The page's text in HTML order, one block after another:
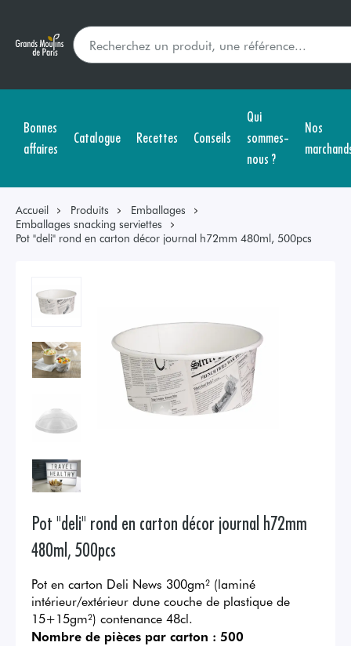
Bonnes
affaires
Catalogue Recettes Conseils
Qui
sommes-
nous ?
Nos
Accueil Produits
Emballages
Emballages snacking serviettes
Pot "deli" rond en carton décor journal h72mm 480ml, 500pcs
Pot "deli" rond en carton décor journal h72mm
480ml, 500pcs
Pot en carton Deli News 300gm² (laminé
intérieur/extérieur dune couche de plastique de
15+15gm²) contenance 48cl.
Nombre de pièces par carton : 500